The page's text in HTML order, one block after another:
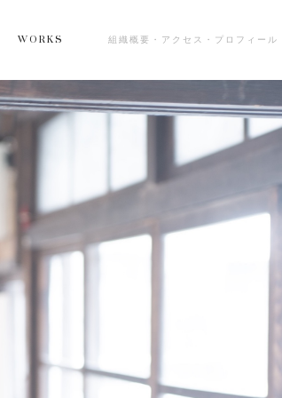
WORKS 組織概要・アクセス・プロフィール